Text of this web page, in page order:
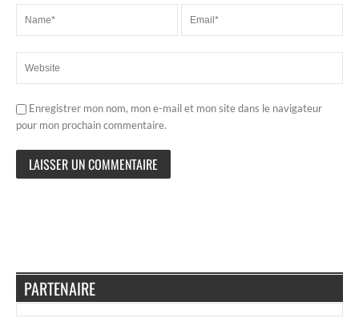
Enregistrer mon nom, mon e-mail et mon site dans le navigateur
pour mon prochain commentaire.
PARTENAIRE